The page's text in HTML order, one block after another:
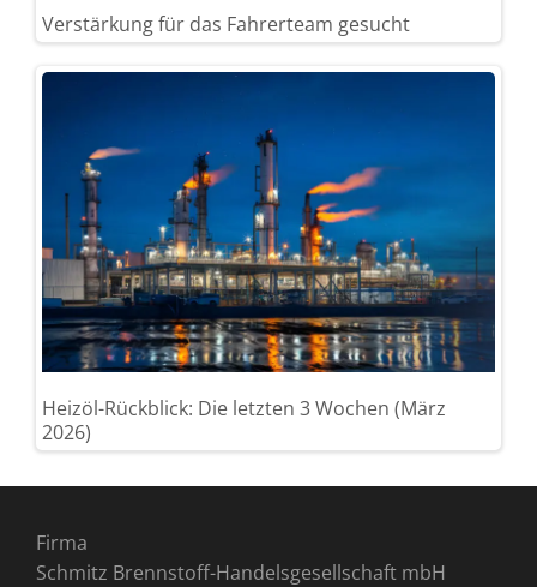
Verstärkung für das Fahrerteam gesucht
Heizöl-Rückblick: Die letzten 3 Wochen (März
2026)
Firma
Schmitz Brennstoff-Handelsgesellschaft mbH